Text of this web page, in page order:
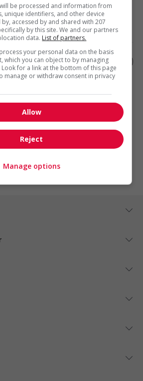
tourisme
de produits en
à la clientèle
be processed and information from
unique identifiers, and other device
accessed by and shared with 207
by this site. We and our partners
data. List of partners.
your personal data on the basis
which you can object to by managing
for a link at the bottom of this page
manage or withdraw consent in privacy
Allow
Reject
Manage options